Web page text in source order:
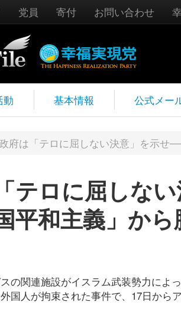
党員 寄付 お問い合わせ
動 基本情報 公式メー
府は「テロに屈しない決意」を示せ
テロに屈しな
平和主義」から
の関連施設がイスラム武装勢力によ
国人が拘束された事件で、17日から